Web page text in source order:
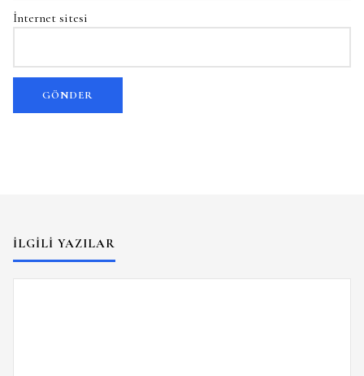
İnternet sitesi
İLGILI YAZILAR